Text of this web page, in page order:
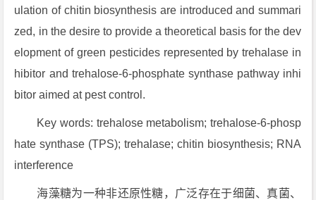
ulation of chitin biosynthesis are introduced and summari
zed, in the desire to provide a theoretical basis for the dev
elopment of green pesticides represented by trehalase in
hibitor and trehalose-6-phosphate synthase pathway inhi
bitor aimed at pest control.
Key words: trehalose metabolism; trehalose-6-phosp
hate synthase (TPS); trehalase; chitin biosynthesis; RNA
interference
海藻糖为一种非还原性糖，广泛存在于细菌、真菌、